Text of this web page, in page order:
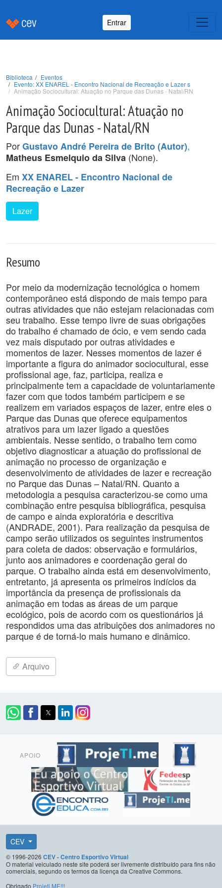
Entrar
Biblioteca
Eventos
Evento: XX ENAREL - Encontro Nacional de Recreação e Lazer s
Animação Sociocultural: Atuação no Parque das Dunas - Natal/RN
Animação Sociocultural: Atuação no
Parque das Dunas - Natal/RN
PorGustavo André Pereira de Brito (Autor),
Matheus Esmelquio da Silva (None).
Em XX ENAREL - Encontro Nacional de
Recreação e Lazer
Lazer
Resumo
Por meio da modernização tecnológica o homem
contemporâneo está dispondo de mais tempo para
outras atividades que não estejam relacionadas com
seu trabalho. Esse tempo livre de suas obrigações
do trabalho é chamado de ócio, e vem sendo cada
vez mais disputado por outras atividades e
momentos de lazer. Nesses momentos de lazer é
importante a figura do animador sociocultural, esse
profissional age, faz, participa, realiza e
principalmente tem a capacidade de voluntariamente
fazer com que todos também participem e se
realizem em variados espaços de lazer, entre eles o
Parque das Dunas que oferece equipamentos
atrativos para um lazer ligado a questões
ambientais. Nesse sentido, o trabalho tem como
objetivo diagnosticar a atuação do profissional de
animação no processo de organização e
desenvolvimento de atividades de lazer e recreação
no Parque das Dunas – Natal/RN. Quanto a
metodologia a pesquisa caracterizou-se como uma
combinação entre pesquisa bibliográfica, pesquisa
de campo e ainda exploratória e descritiva
(ANDRADE, 2001). Para realização da pesquisa de
campo serão utilizados os seguintes instrumentos
para coleta de dados: observação e formulários,
junto aos animadores e coordenação geral do
parque. O trabalho ainda está em desenvolvimento,
entretanto, já apresenta os primeiros indícios da
importância da presença de profissionais da
animação em todas as áreas de um parque
ecológico, pois de acordo com os questionários já
respondidos uma das atribuições dos animadores no
parque é de torná-lo mais humano e dinâmico.
Arquivo
APOIO
CEV
© 1996-2026 CEV - Centro Esportivo Virtual
O material veiculado neste site poderá ser livremente distribuído para fins não
comerciais, segundo os termos da licença da Creative Commons.
Obrigado Projeti.ME!!!